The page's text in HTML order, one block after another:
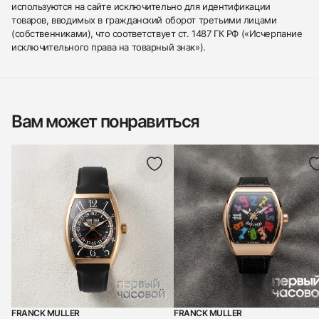
используются на сайте исключительно для идентификации
товаров, вводимых в гражданский оборот третьими лицами
(собственниками), что соответствует ст. 1487 ГК РФ («Исчерпание
исключительного права на товарный знак»).
Вам может понравиться
FRANCK MULLER
FRANCK MULLER